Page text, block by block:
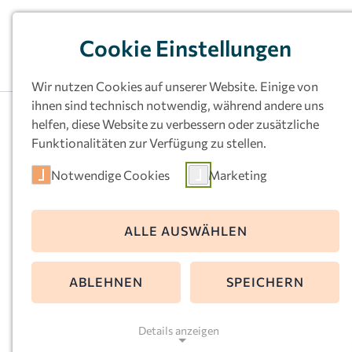
Kath.
Familienzentrum
Arche Noah,
Cookie Einstellungen
Wir nutzen Cookies auf unserer Website. Einige von
ihnen sind technisch notwendig, während andere uns
helfen, diese Website zu verbessern oder zusätzliche
Funktionalitäten zur Verfügung zu stellen.
Notwendige Cookies Marketing
ALLE AUSWÄHLEN
ABLEHNEN SPEICHERN
Details anzeigen